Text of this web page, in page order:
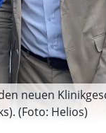
neuen
(Foto: Helios)